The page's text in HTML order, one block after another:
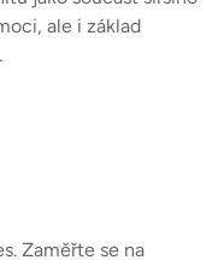
ale i základ
Zaměřte se na